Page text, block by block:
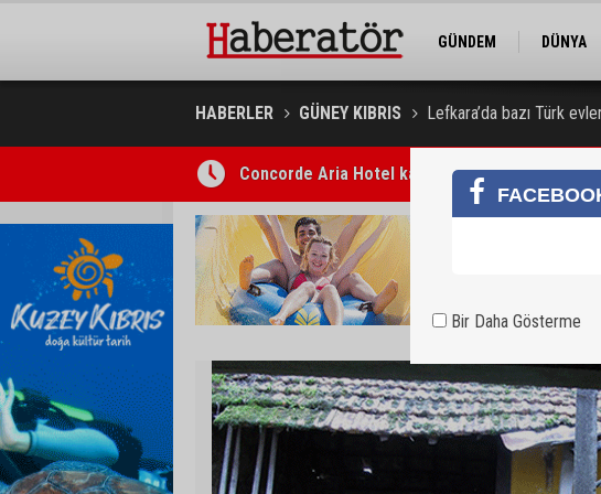
GÜNDEM DÜNYA
HABERLER GÜNEY KIBRIS Lefkara’da bazı Türk
Concorde Aria Hotel kapılarını açtı
Bir Daha Gösterme